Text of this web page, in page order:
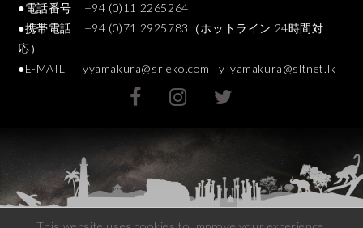
●電話番号 +94 (0)11 2265264
●携帯電話 +94 (0)71 2925783（ホットライン 24時間対
応）
●E-MAIL yyamakura@srieko.com y_yamakura@sltnet.lk